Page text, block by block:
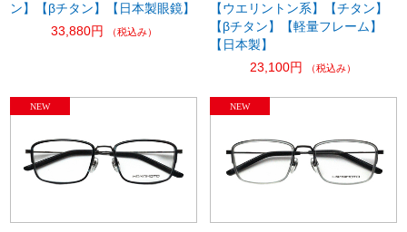
ン】【βチタン】【日本製眼鏡】
33,880円
（税込み）
【ウエリントン系】【チタン】
【βチタン】【軽量フレーム】
【日本製】
23,100円
（税込み）